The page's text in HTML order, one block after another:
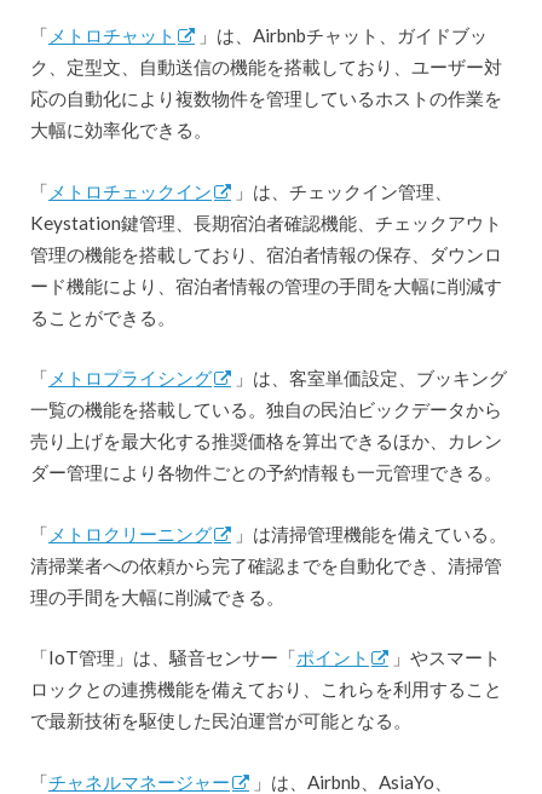
「 メトロチャット
」は、Airbnbチャット、ガイドブッ
ク、定型文、自動送信の機能を搭載しており、ユーザー対
応の自動化により複数物件を管理しているホストの作業を
大幅に効率化できる。
「 メトロチェックイン
」は、チェックイン管理、
Keystation鍵管理、長期宿泊者確認機能、チェックアウト
管理の機能を搭載しており、宿泊者情報の保存、ダウンロ
ード機能により、宿泊者情報の管理の手間を大幅に削減す
ることができる。
「 メトロプライシング
」は、客室単価設定、ブッキング
一覧の機能を搭載している。独自の民泊ビックデータから
売り上げを最大化する推奨価格を算出できるほか、カレン
ダー管理により各物件ごとの予約情報も一元管理できる。
「 メトロクリーニング
」は清掃管理機能を備えている。
清掃業者への依頼から完了確認までを自動化でき、清掃管
理の手間を大幅に削減できる。
「IoT管理」は、騒音センサー「ポイント
」やスマート
ロックとの連携機能を備えており、これらを利用すること
で最新技術を駆使した民泊運営が可能となる。
「チャネルマネージャー
」は、Airbnb、AsiaYo、